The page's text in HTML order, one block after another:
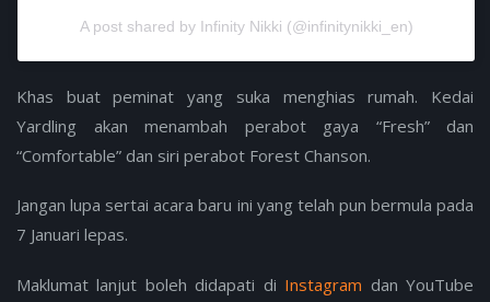
A post shared by Infinity Nikki (@infinitynikki_en)
Khas buat peminat yang suka menghias rumah. Kedai
Yardling akan menambah perabot gaya “Fresh” dan
“Comfortable” dan siri perabot Forest Chanson.
Jangan lupa sertai acara baru ini yang telah pun bermula pada
7 Januari lepas.
Maklumat lanjut boleh didapati di Instagram dan YouTube